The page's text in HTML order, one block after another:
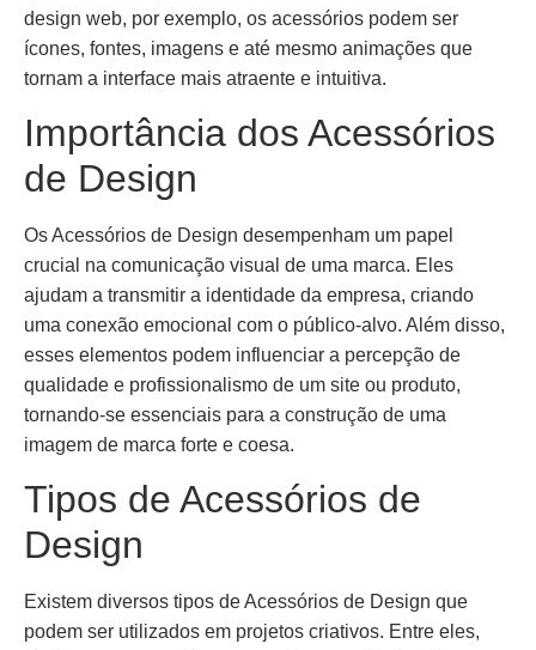
design web, por exemplo, os acessórios podem ser
ícones, fontes, imagens e até mesmo animações que
tornam a interface mais atraente e intuitiva.
Importância dos Acessórios
de Design
Os Acessórios de Design desempenham um papel
crucial na comunicação visual de uma marca. Eles
ajudam a transmitir a identidade da empresa, criando
uma conexão emocional com o público-alvo. Além disso,
esses elementos podem influenciar a percepção de
qualidade e profissionalismo de um site ou produto,
tornando-se essenciais para a construção de uma
imagem de marca forte e coesa.
Tipos de Acessórios de
Design
Existem diversos tipos de Acessórios de Design que
podem ser utilizados em projetos criativos. Entre eles,